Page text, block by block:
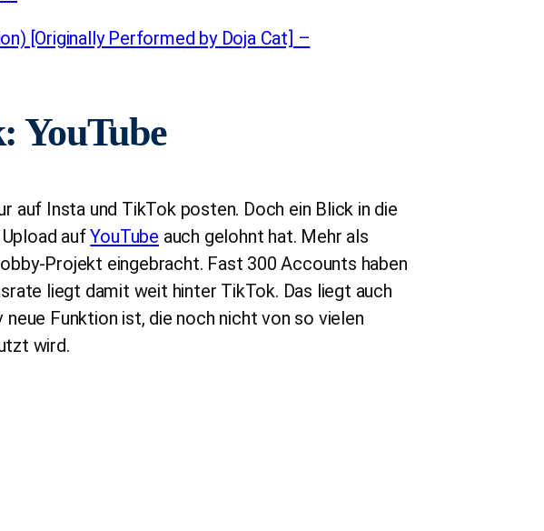
[Originally Performed by Doja Cat] –
YouTube
auf Insta und TikTok posten. Doch ein Blick in die
aufYouTube auch gelohnt hat. Mehr als
Projekt eingebracht. Fast 300 Accounts haben
liegt damit weit hinter TikTok. Das liegt auch
Funktion ist, die noch nicht von so vielen
wird.